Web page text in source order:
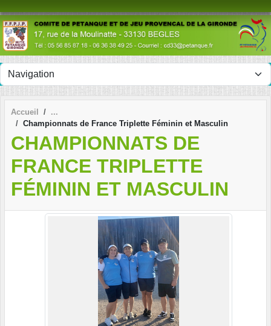
Accueil
Championnats de France Triplette Féminin et Masculin
CHAMPIONNATS DE
FRANCE TRIPLETTE
FÉMININ ET MASCULIN